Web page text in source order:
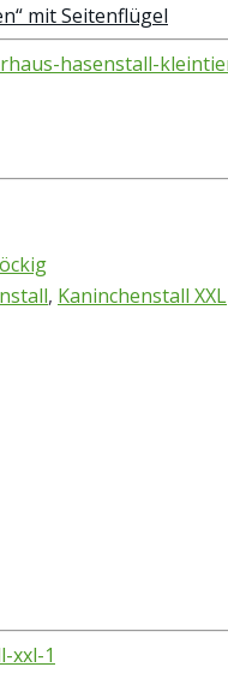
mit Seitenflügel
, Kaninchenstall XXL